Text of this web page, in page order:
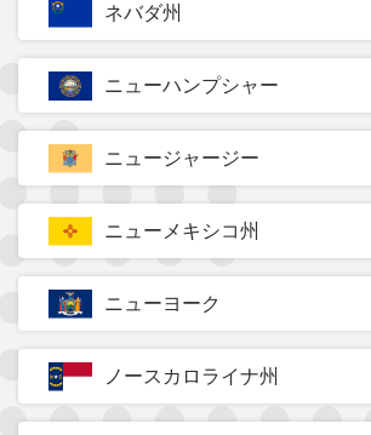
ネバダ州
ニューハンプシャー
ニュージャージー
ニューメキシコ州
ニューヨーク
ノースカロライナ州